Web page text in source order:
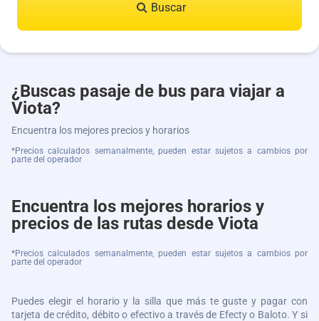
Buscar
¿Buscas pasaje de bus para viajar a
Viota?
Encuentra los mejores precios y horarios
*Precios calculados semanalmente, pueden estar sujetos a cambios por
parte del operador
Encuentra los mejores horarios y
precios de las rutas desde Viota
*Precios calculados semanalmente, pueden estar sujetos a cambios por
parte del operador
Puedes elegir el horario y la silla que más te guste y pagar con
tarjeta de crédito, débito o efectivo a través de Efecty o Baloto. Y si